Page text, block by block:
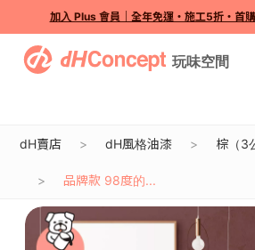
加入 Plus 會員｜全年免運・施工5折・首
dH賣店 dH風格油漆 棕（3
品牌款 98度的...